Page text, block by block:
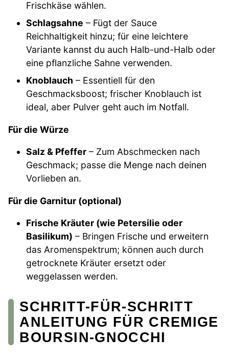
Frischkäse wählen.
Schlagsahne – Fügt der Sauce
Reichhaltigkeit hinzu; für eine leichtere
Variante kannst du auch Halb-und-Halb oder
eine pflanzliche Sahne verwenden.
Knoblauch – Essentiell für den
Geschmacksboost; frischer Knoblauch ist
ideal, aber Pulver geht auch im Notfall.
Für die Würze
Salz & Pfeffer – Zum Abschmecken nach
Geschmack; passe die Menge nach deinen
Vorlieben an.
Für die Garnitur (optional)
Frische Kräuter (wie Petersilie oder
Basilikum) – Bringen Frische und erweitern
das Aromenspektrum; können auch durch
getrocknete Kräuter ersetzt oder
weggelassen werden.
SCHRITT-FÜR-SCHRITT
ANLEITUNG FÜR CREMIGE
BOURSIN-GNOCCHI